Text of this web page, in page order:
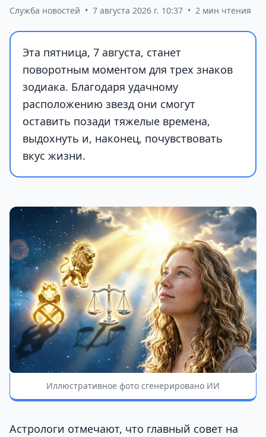
Служба новостей • 7 августа 2026 г. 10:37 • 2 мин чтения
Эта пятница, 7 августа, станет
поворотным моментом для трех знаков
зодиака. Благодаря удачному
расположению звезд они смогут
оставить позади тяжелые времена,
выдохнуть и, наконец, почувствовать
вкус жизни.
Иллюстративное фото сгенерировано ИИ
Астрологи отмечают, что главный совет на